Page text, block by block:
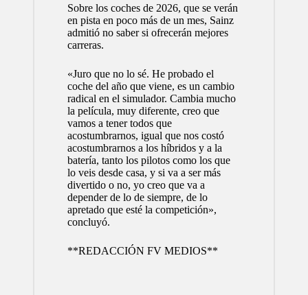
Sobre los coches de 2026, que se verán
en pista en poco más de un mes, Sainz
admitió no saber si ofrecerán mejores
carreras.
«Juro que no lo sé. He probado el
coche del año que viene, es un cambio
radical en el simulador. Cambia mucho
la película, muy diferente, creo que
vamos a tener todos que
acostumbrarnos, igual que nos costó
acostumbrarnos a los híbridos y a la
batería, tanto los pilotos como los que
lo veis desde casa, y si va a ser más
divertido o no, yo creo que va a
depender de lo de siempre, de lo
apretado que esté la competición»,
concluyó.
**REDACCIÓN FV MEDIOS**